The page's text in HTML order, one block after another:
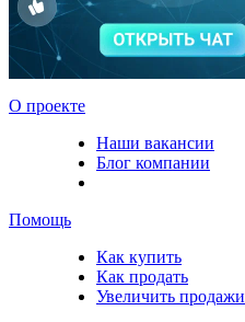
О проекте
Наши вакансии
Блог компании
Помощь
Как купить
Как продать
Увеличить продажи